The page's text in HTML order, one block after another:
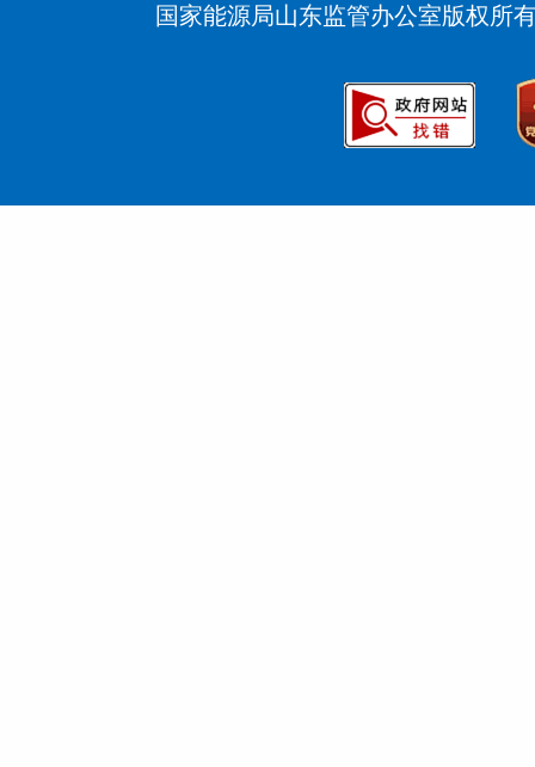
国家能源局山东监管办公室版权所